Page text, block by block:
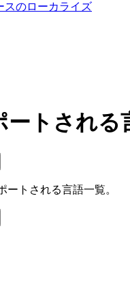
スのローカライズ
ートされる
ートされる言語一覧。